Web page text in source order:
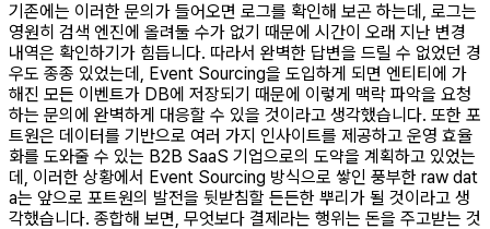
기존에는 이러한 문의가 들어오면 로그를 확인해 보곤 하는데, 로그는
영원히 검색 엔진에 올려둘 수가 없기 때문에 시간이 오래 지난 변경
내역은 확인하기가 힘듭니다. 따라서 완벽한 답변을 드릴 수 없었던 경
우도 종종 있었는데, Event Sourcing을 도입하게 되면 엔티티에 가
해진 모든 이벤트가 DB에 저장되기 때문에 이렇게 맥락 파악을 요청
하는 문의에 완벽하게 대응할 수 있을 것이라고 생각했습니다. 또한 포
트원은 데이터를 기반으로 여러 가지 인사이트를 제공하고 운영 효율
화를 도와줄 수 있는 B2B SaaS 기업으로의 도약을 계획하고 있었는
데, 이러한 상황에서 Event Sourcing 방식으로 쌓인 풍부한 raw dat
a는 앞으로 포트원의 발전을 뒷받침할 든든한 뿌리가 될 것이라고 생
각했습니다. 종합해 보면, 무엇보다 결제라는 행위는 돈을 주고받는 것